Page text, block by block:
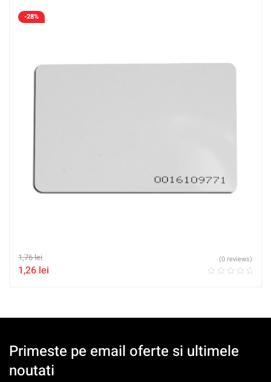
-28%
1,76lei
1,26 lei
(0 reviews)
Primeste pe email oferte si ultimele
noutati